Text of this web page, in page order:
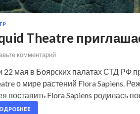
Theatre
комментарий
22 мая в Боярских палатах СТД РФ
о мире растений Flora Sapiens.
поставить Flora Sapiens родилась